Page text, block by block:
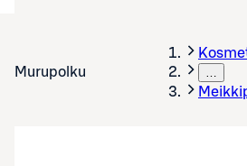
Murupolku …